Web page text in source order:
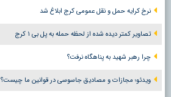
نرخ کرایه حمل و نقل عمومی کرج ابلاغ شد
تصاویر کمتر دیده شده از لحظه حمله به پل بی ۱ کرج
چرا رهبر شهید به پناهگاه نرفت؟
ویدئو؛ مجازات و مصادیق جاسوسی در قوانین ما چیست؟